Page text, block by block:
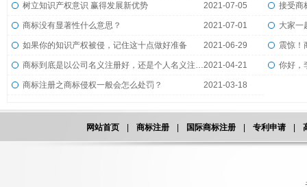
树立知识产权意识 赢得发展新优势 2021-07-05 接受商
商标没有显著性什么意思？ 2021-07-01 大家一
如果你的知识产权被侵，记住这十点做好准备 2021-06-29 震惊！
商标到底是以公司名义注册好，还是个人名义注册好？2021-04-21
商标注册之商标侵权一般会怎么处罚？ 2021-03-18
网站首页 商标注册 国际商标注册 专利申请